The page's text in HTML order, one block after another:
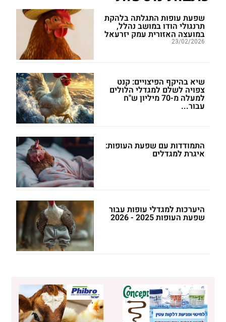
שפעת עופות התגלתה בלהקת
תרנגולי הודו במושב נהלל,
במועצה האזורית עמק יזרעאל
23/02/2026
שיא בהיקף הפיצויים: קנט
צפויה לשלם למגדלי הלולים
למעלה מ-70 מיליון ש"ח
עבור...
התמודדות עם שפעת העופות:
איגרת למגדלים
היערכות למגדלי עופות עבור
שפעת העופות 2025 - 2026